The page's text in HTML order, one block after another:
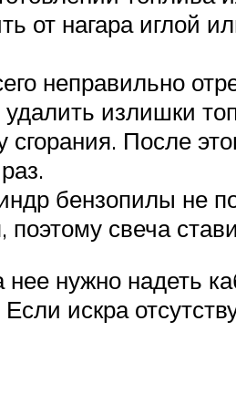
от нагара иглой
неправильно
излишки
После
бензопилы не
свеча
нужно надеть
искра